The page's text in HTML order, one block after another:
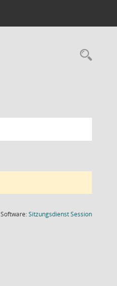
Software:SitzungsdienstSession(Wird in